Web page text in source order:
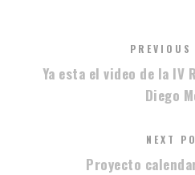
PREVIOUS
Ya esta el video de la IV
Diego
NEXT
Proyecto